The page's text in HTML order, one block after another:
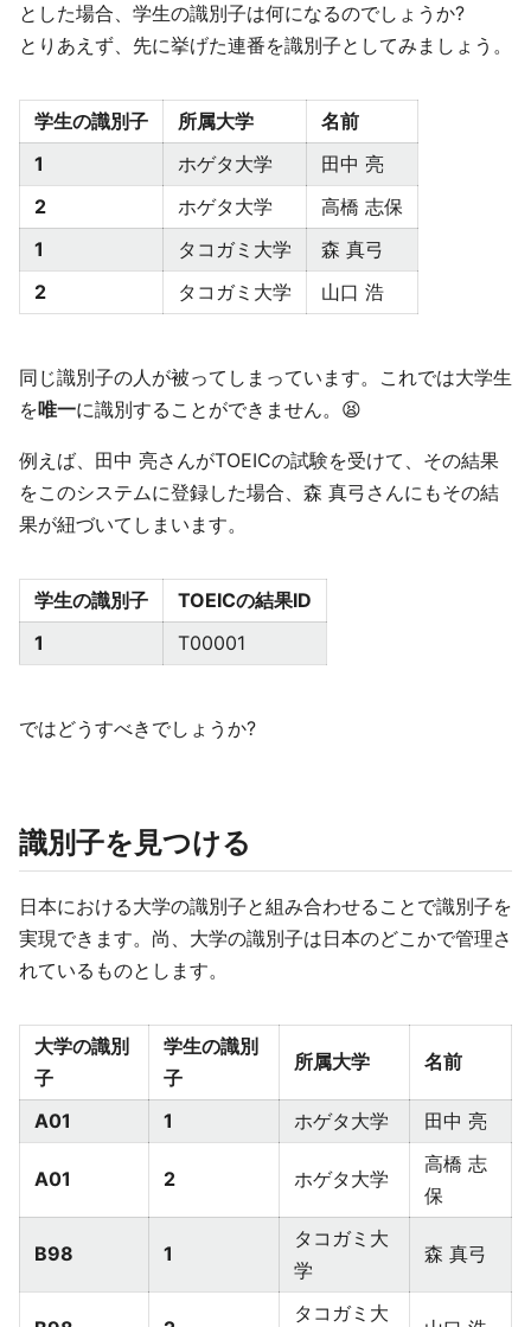
とした場合、学生の識別子は何になるのでしょうか?
とりあえず、先に挙げた連番を識別子としてみましょう。
学生の識別子 所属大学
名前
1
ホゲタ大学
田中 亮
2
ホゲタ大学
高橋 志保
1
タコガミ大学
森 真弓
2
タコガミ大学 山口 浩
同じ識別子の人が被ってしまっています。これでは大学生
を唯一に識別することができません。😫
例えば、田中 亮さんがTOEICの試験を受けて、その結果
をこのシステムに登録した場合、森 真弓さんにもその結
果が紐づいてしまいます。
学生の識別子
TOEICの結果ID
1
T00001
ではどうすべきでしょうか?
識別子を見つける
日本における大学の識別子と組み合わせることで識別子を
実現できます。尚、大学の識別子は日本のどこかで管理さ
れているものとします。
大学の識別
子
学生の識別
子
所属大学 名前
A01 1 ホゲタ大学 田中 亮
A01 2 ホゲタ大学
高橋 志
保
B98 1
タコガミ大
学
森 真弓
タコガミ大